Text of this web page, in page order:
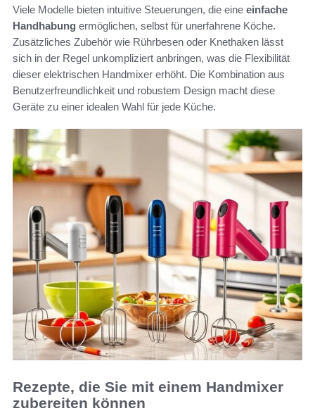
Viele Modelle bieten intuitive Steuerungen, die eine einfache
Handhabung ermöglichen, selbst für unerfahrene Köche.
Zusätzliches Zubehör wie Rührbesen oder Knethaken lässt
sich in der Regel unkompliziert anbringen, was die Flexibilität
dieser elektrischen Handmixer erhöht. Die Kombination aus
Benutzerfreundlichkeit und robustem Design macht diese
Geräte zu einer idealen Wahl für jede Küche.
Rezepte, die Sie mit einem Handmixer
zubereiten können